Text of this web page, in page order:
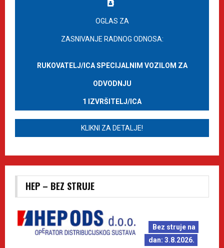
OGLAS ZA
ZASNIVANJE RADNOG ODNOSA:
RUKOVATELJ/ICA SPECIJALNIM VOZILOM ZA
ODVODNJU
1 IZVRŠITELJ/ICA
KLIKNI ZA DETALJE!
HEP – BEZ STRUJE
Bez struje na
dan: 3.8.2026.